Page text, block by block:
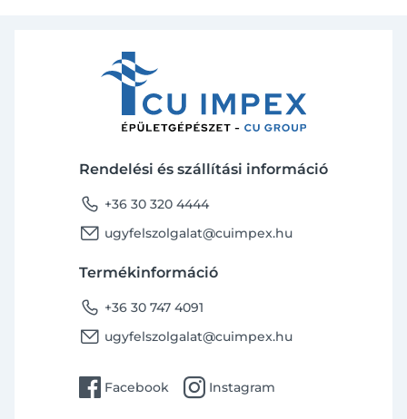
Rendelési és szállítási információ
phone +36 30 320 4444
email ugyfelszolgalat@cuimpex.hu
Termékinformáció
phone +36 30 747 4091
email ugyfelszolgalat@cuimpex.hu
facebook Facebook instagram Instagram